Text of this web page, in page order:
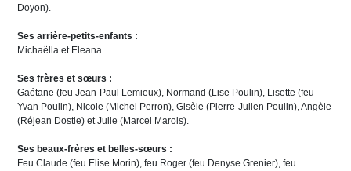
Doyon).
Ses arrière-petits-enfants :
Michaëlla et Eleana.
Ses frères et sœurs :
Gaétane (feu Jean-Paul Lemieux), Normand (Lise Poulin), Lisette (feu
Yvan Poulin), Nicole (Michel Perron), Gisèle (Pierre-Julien Poulin), Angèle
(Réjean Dostie) et Julie (Marcel Marois).
Ses beaux-frères et belles-sœurs :
Feu Claude (feu Elise Morin), feu Roger (feu Denyse Grenier), feu